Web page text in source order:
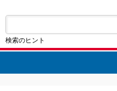
検索のヒント